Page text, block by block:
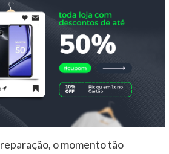
o momento tão